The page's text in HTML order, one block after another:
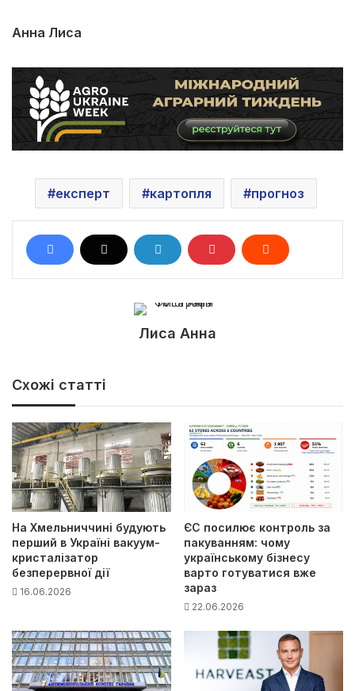
Анна Лиса
експерт картопля прогноз
Лиса Анна
Схожі статті
На Хмельниччині будують
перший в Україні вакуум-
кристалізатор
безперервної дії
16.06.2026
ЄС посилює контроль за
пакуванням: чому
українському бізнесу
варто готуватися вже
зараз
22.06.2026